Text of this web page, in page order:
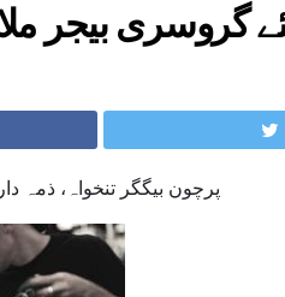
لئے گروسری بیجر
پرچون بیگگر تنخواہ، ذمہ